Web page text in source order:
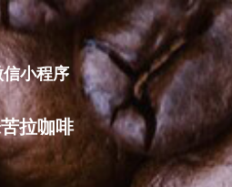
小程序
拉咖啡